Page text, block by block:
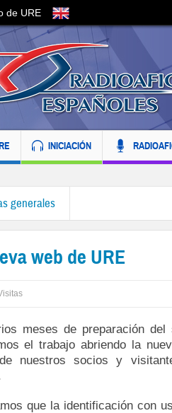
de URE
INICIACIÓN
generales
web de URE
meses de preparación
el trabajo abriendo la
nuestros socios y
que la identificación con